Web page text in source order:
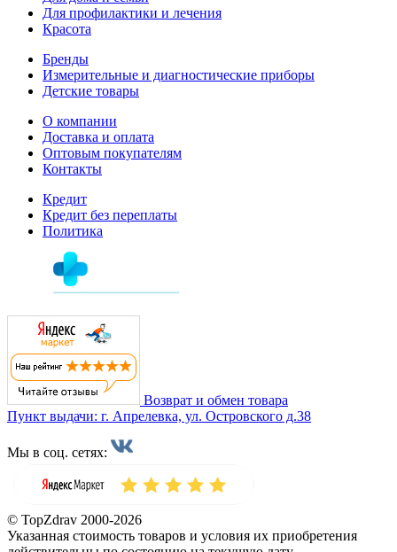
Для профилактики и лечения
Красота
Бренды
Измерительные и диагностические приборы
Детские товары
О компании
Доставка и оплата
Оптовым покупателям
Контакты
Кредит
Кредит без переплаты
Политика
Возврат и обмен товара
Пункт выдачи: г. Апрелевка, ул. Островского д.38
Мы в соц. сетях:
© TopZdrav 2000-2026
Указанная стоимость товаров и условия их приобретения